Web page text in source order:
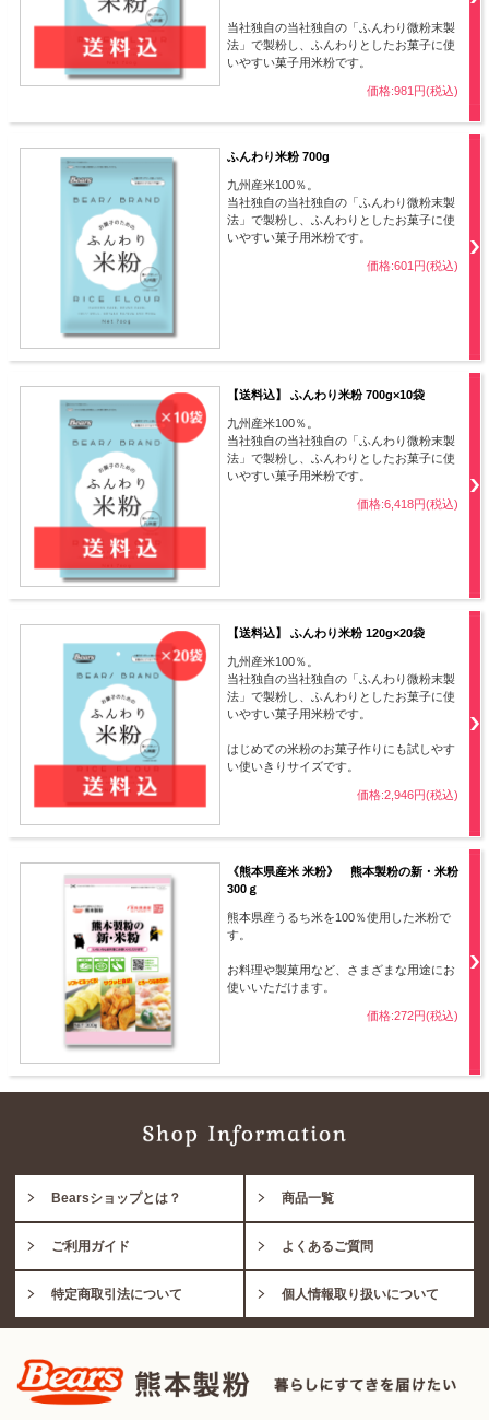
当社独自の当社独自の「ふんわり微粉末製
法」で製粉し、ふんわりとしたお菓子に使
いやすい菓子用米粉です。
価格:981円(税込)
ふんわり米粉 700g
九州産米100％。
当社独自の当社独自の「ふんわり微粉末製
法」で製粉し、ふんわりとしたお菓子に使
いやすい菓子用米粉です。
価格:601円(税込)
【送料込】 ふんわり米粉 700g×10袋
九州産米100％。
当社独自の当社独自の「ふんわり微粉末製
法」で製粉し、ふんわりとしたお菓子に使
いやすい菓子用米粉です。
価格:6,418円(税込)
【送料込】 ふんわり米粉 120g×20袋
九州産米100％。
当社独自の当社独自の「ふんわり微粉末製
法」で製粉し、ふんわりとしたお菓子に使
いやすい菓子用米粉です。
はじめての米粉のお菓子作りにも試しやす
い使いきりサイズです。
価格:2,946円(税込)
《熊本県産米 米粉》 熊本製粉の新・米粉
300ｇ
熊本県産うるち米を100％使用した米粉で
す。
お料理や製菓用など、さまざまな用途にお
使いいただけます。
価格:272円(税込)
Bearsショップとは？ 商品一覧
ご利用ガイド よくあるご質問
特定商取引法について 個人情報取り扱いについて